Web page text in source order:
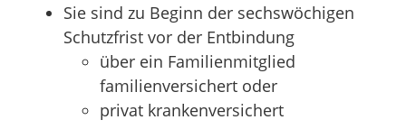
Sie sind zu Beginn der sechswöchigen
Schutzfrist vor der Entbindung
über ein Familienmitglied
familienversichert oder
privat krankenversichert